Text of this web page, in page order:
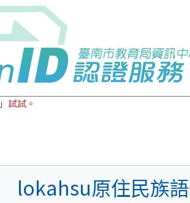
試試。
lokahsu原住民族